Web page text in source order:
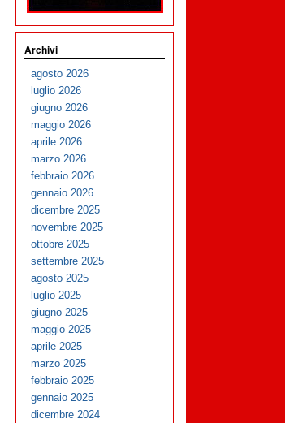
Archivi
agosto 2026
luglio 2026
giugno 2026
maggio 2026
aprile 2026
marzo 2026
febbraio 2026
gennaio 2026
dicembre 2025
novembre 2025
ottobre 2025
settembre 2025
agosto 2025
luglio 2025
giugno 2025
maggio 2025
aprile 2025
marzo 2025
febbraio 2025
gennaio 2025
dicembre 2024